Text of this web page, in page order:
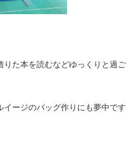
りた本を読むなどゆっくりと過ご
イージのバッグ作りにも夢中です